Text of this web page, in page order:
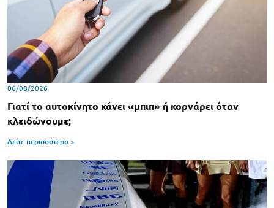
06/08/2026
Γιατί το αυτοκίνητο κάνει «μπιπ» ή κορνάρει όταν
κλειδώνουμε;
Δείτε περισσότερα >